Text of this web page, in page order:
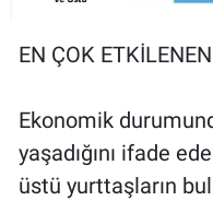
EN ÇOK
Ekonomik
yaşadığını ifade
üstü yurttaşların